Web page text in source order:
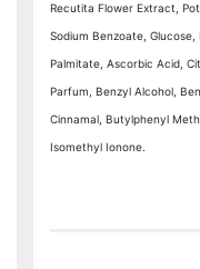
Recutita Flower Extract,
Sodium Benzoate,
Palmitate, Ascorbic Acid,
Parfum, Benzyl Alcohol,
Cinnamal, Butylphenyl
Isomethyl Ionone.